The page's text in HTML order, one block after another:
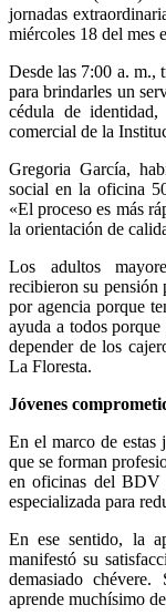
jornadas
miércoles 18 del mes
Desde las 7:00 a. m.,
para brindarles un
cédula de
comercial de la
Gregoria García,
social en la oficina
«El proceso es más
la orientación de
Los adultos
recibieron su pensión
por agencia porque
ayuda a todos
depender de los
La Floresta.
Jóvenes
En el marco de estas
que se forman
en oficinas del BDV
especializada para
En ese sentido, la
manifestó su
demasiado
aprende muchísimo